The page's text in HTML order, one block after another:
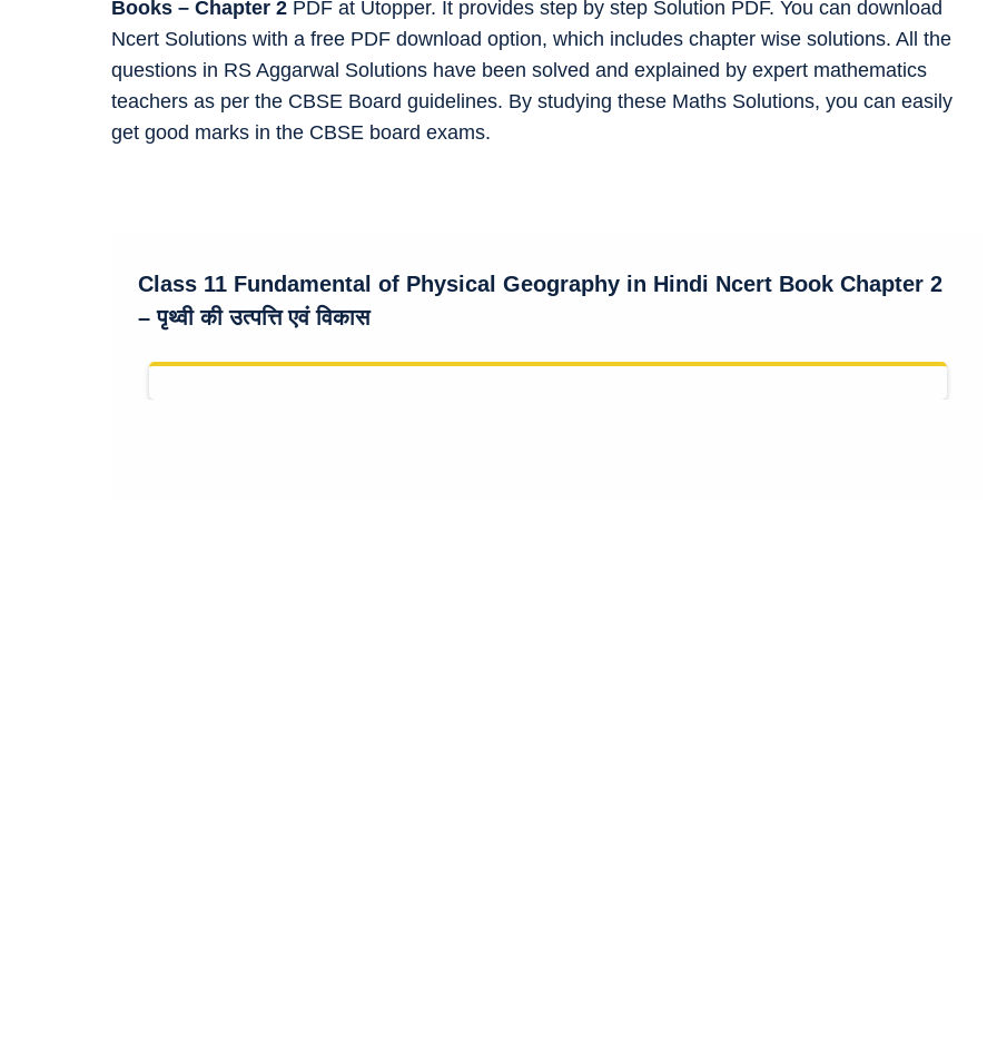
Books – Chapter 2 PDF at Utopper. It provides step by step Solution PDF. You can download
Ncert Solutions with a free PDF download option, which includes chapter wise solutions. All the
questions in RS Aggarwal Solutions have been solved and explained by expert mathematics
teachers as per the CBSE Board guidelines. By studying these Maths Solutions, you can easily
get good marks in the CBSE board exams.
Class 11 Fundamental of Physical Geography in Hindi Ncert Book Chapter 2
– पृथ्वी की उत्पत्ति एवं विकास